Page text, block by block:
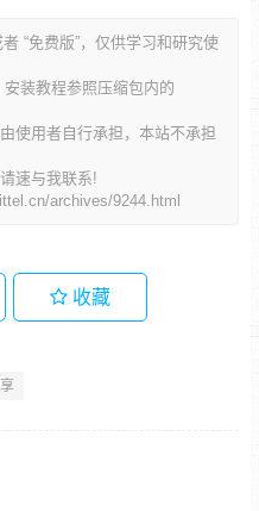
“免费版”，仅供学习和研究使
装教程参照压缩包内的
使用者自行承担，本站不承担
速与我联系!
archives/9244.html
收藏